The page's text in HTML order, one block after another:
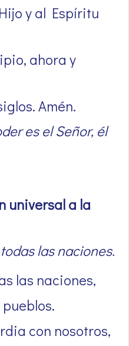
y al Espíritu
ahora y
Amén.
es el Señor, él
universal a la
las naciones.
las naciones,
con nosotros,